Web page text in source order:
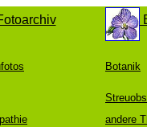
Botanik
andere